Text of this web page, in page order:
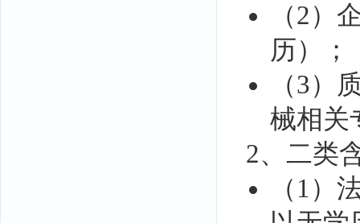
（2）
历）；
（3）
械相关
2、二类
（1）